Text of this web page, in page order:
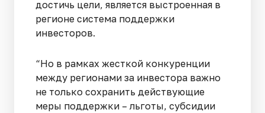
достичь цели, является выстроенная в
регионе система поддержки
инвесторов.
“Но в рамках жесткой конкуренции
между регионами за инвестора важно
не только сохранить действующие
меры поддержки – льготы, субсидии